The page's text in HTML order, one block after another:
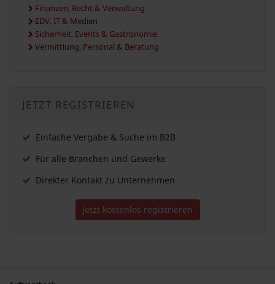
Finanzen, Recht & Verwaltung
EDV, IT & Medien
Sicherheit, Events & Gastronomie
Vermittlung, Personal & Beratung
JETZT REGISTRIEREN
Einfache Vergabe & Suche im B2B
Für alle Branchen und Gewerke
Direkter Kontakt zu Unternehmen
Jetzt kostenlos registrieren